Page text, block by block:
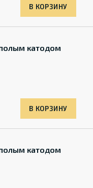
В КОРЗИНУ
катодом
В КОРЗИНУ
катодом